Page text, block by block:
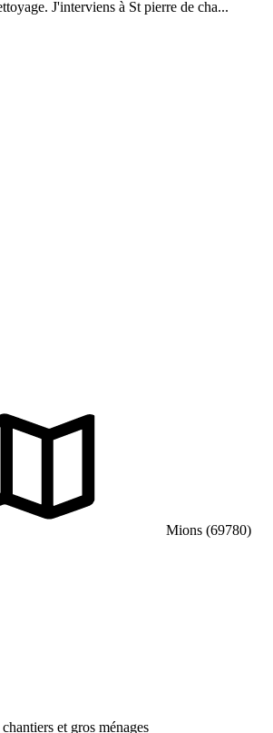
J'interviens à St pierre de cha...
Mions (69780)
et gros ménages